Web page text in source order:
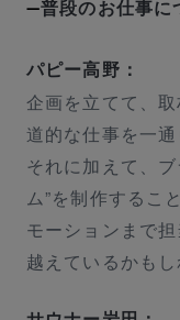
普段のお仕事に
パピー高野：
企画を立てて、
道的な仕事を一通
それに加えて、
ム”を制作するこ
モーションまで
越えているかもし